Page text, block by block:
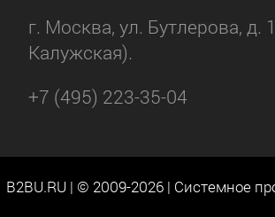
г. Москва, ул. Бутлерова, д.
Калужская).
+7 (495) 223-35-04
B2BU.RU | © 2009-2026 | Системное